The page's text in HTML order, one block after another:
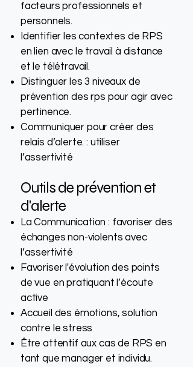
facteurs professionnels et
personnels.
Identifier les contextes de RPS
en lien avec le travail à distance
et le télétravail.
Distinguer les 3 niveaux de
prévention des rps pour agir avec
pertinence.
Communiquer pour créer des
relais d’alerte. : utiliser
l’assertivité
Outils de prévention et
d'alerte
La Communication : favoriser des
échanges non-violents avec
l’assertivité
Favoriser l'évolution des points
de vue en pratiquant l’écoute
active
Accueil des émotions, solution
contre le stress
Être attentif aux cas de RPS en
tant que manager et individu.